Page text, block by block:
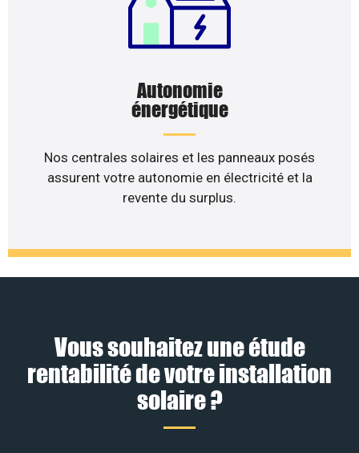
Autonomie
énergétique
Nos centrales solaires et les panneaux posés
assurent votre autonomie en électricité et la
revente du surplus.
Vous souhaitez une étude
rentabilité de votre installation
solaire ?